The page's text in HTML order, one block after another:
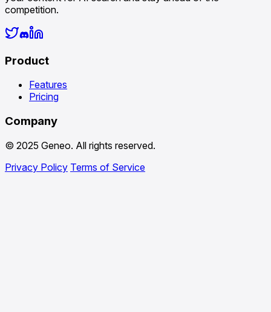
competition.
Product
Features
Pricing
Company
© 2025 Geneo. All rights reserved.
Privacy Policy Terms of Service